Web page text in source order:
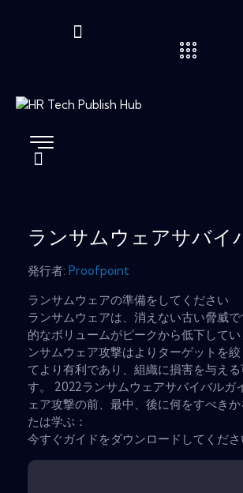
ランサムウェアサバイ
発行者: Proofpoint
ランサムウェアの準備をしてください
ランサムウェアは、消えない古い脅威
的なボリュームがピークから低下して
ンサムウェア攻撃はよりターゲットを
てより有利であり、組織に損害を与え
す。 2022ランサムウェアサバイバルガ
ェア攻撃の前、最中、後に何をすべき
たは学ぶ：
今すぐガイドをダウンロードしてくださ